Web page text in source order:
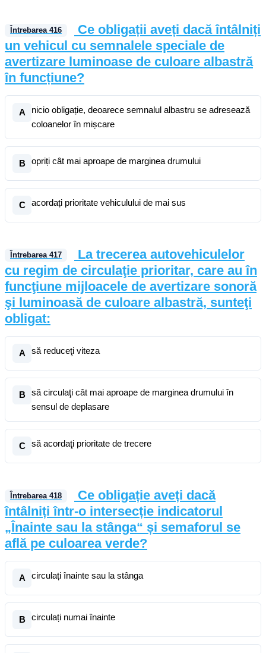
Întrebarea 416
Ce obligații aveți dacă întâlniți
un vehicul cu semnalele speciale de
avertizare luminoase de culoare albastră
în funcțiune?
A
nicio obligație, deoarece semnalul albastru se adresează
coloanelor în mișcare
B opriți cât mai aproape de marginea drumului
C acordați prioritate vehiculului de mai sus
Întrebarea 417
La trecerea autovehiculelor
cu regim de circulaţie prioritar, care au în
funcţiune mijloacele de avertizare sonoră
şi luminoasă de culoare albastră, sunteţi
obligat:
A să reduceţi viteza
B
să circulaţi cât mai aproape de marginea drumului în
sensul de deplasare
C să acordaţi prioritate de trecere
Întrebarea 418
Ce obligație aveți dacă
întâlniți într-o intersecție indicatorul
„Înainte sau la stânga“ și semaforul se
află pe culoarea verde?
A circulați înainte sau la stânga
B circulați numai înainte